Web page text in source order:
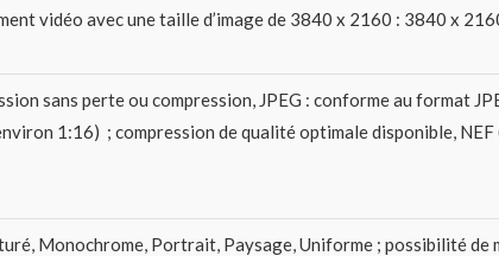
vidéo avec une taille d’image de 3840 x 2160 : 3840 x
sans perte ou compression, JPEG : conforme au format
1:16) ; compression de qualité optimale disponible,
Monochrome, Portrait, Paysage, Uniforme ; possibilité